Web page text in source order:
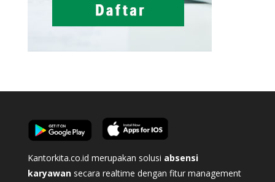
Kantorkita.co.id merupakan solusi absensi
karyawan secara realtime dengan fitur management